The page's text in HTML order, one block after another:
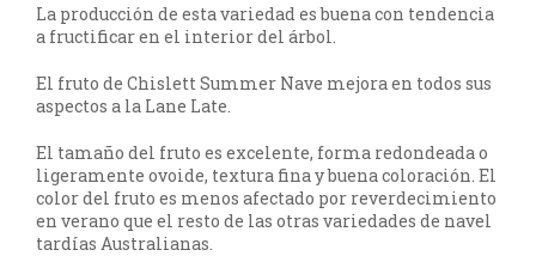
La producción de esta variedad es buena con tendencia
a fructificar en el interior del árbol.
El fruto de Chislett Summer Nave mejora en todos sus
aspectos a la Lane Late.
El tamaño del fruto es excelente, forma redondeada o
ligeramente ovoide, textura fina y buena coloración. El
color del fruto es menos afectado por reverdecimiento
en verano que el resto de las otras variedades de navel
tardías Australianas.